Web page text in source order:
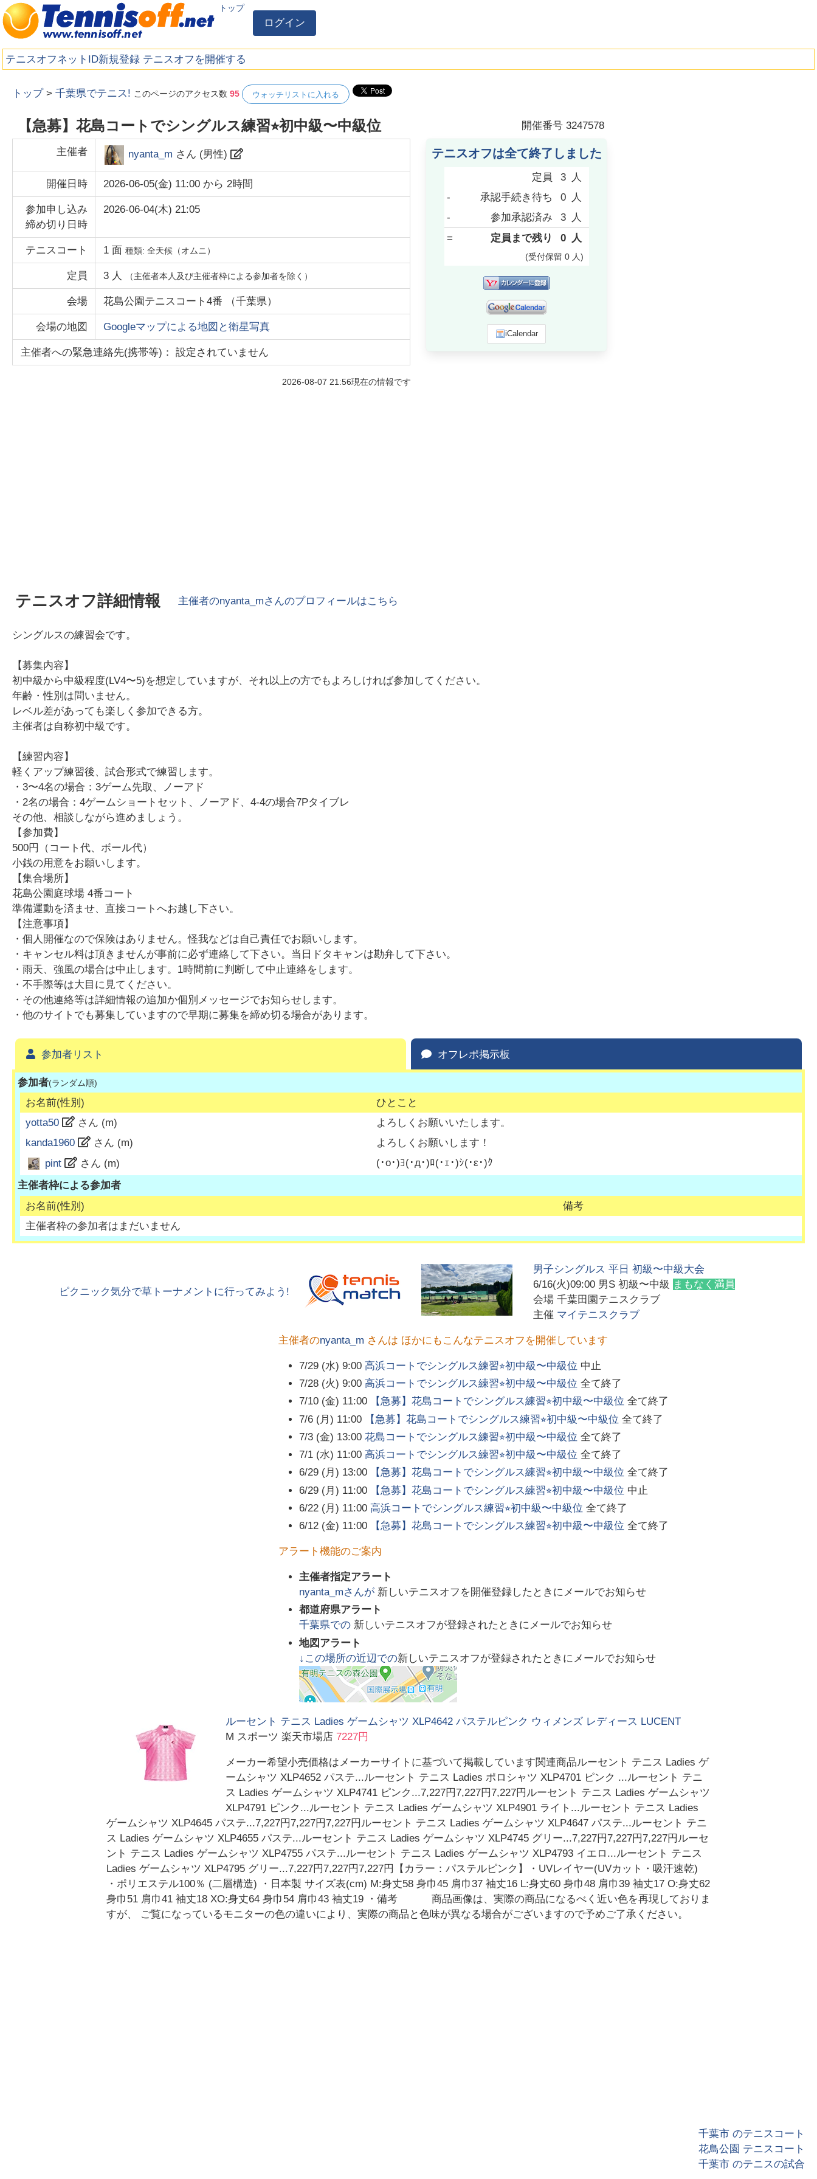
トップ
ログイン
テニスオフネットID新規登録 テニスオフを開催する
トップ >千葉県でテニス! このページのアクセス数95 ウォッチリストに入れる
【急募】花島コートでシングルス練習⭐︎初中級〜中級位 開催番号 3247578
主催者 nyanta_m さん (男性)
開催日時 2026-06-05(金) 11:00 から2時間
参加申し込み
締め切り日時
2026-06-04(木) 21:05
テニスコート 1 面種類:全天候（オムニ）
定員 3 人 （主催者本人及び主催者枠による参加者を除く）
会場 花島公園テニスコート4番 （千葉県）
会場の地図 Googleマップによる地図と衛星写真
主催者への緊急連絡先(携帯等)： 設定されていません
2026-08-07 21:56現在の情報です
テニスオフは全て終了しました
定員 3
人
-
承認手続き待ち 0
人
-
参加承認済み 3
人
=
定員まで残り 0 人
(受付保留0 人)
iCalendar
テニスオフ詳細情報 主催者のnyanta_mさんのプロフィールはこちら
シングルスの練習会です。
【募集内容】
初中級から中級程度(LV4〜5)を想定していますが、それ以上の方でもよろしければ参加してください。
年齢・性別は問いません。
レベル差があっても楽しく参加できる方。
主催者は自称初中級です。
【練習内容】
軽くアップ練習後、試合形式で練習します。
・3〜4名の場合：3ゲーム先取、ノーアド
・2名の場合：4ゲームショートセット、ノーアド、4-4の場合7Pタイブレ
その他、相談しながら進めましょう。
【参加費】
500円（コート代、ボール代）
小銭の用意をお願いします。
【集合場所】
花島公園庭球場 4番コート
準備運動を済ませ、直接コートへお越し下さい。
【注意事項】
・個人開催なので保険はありません。怪我などは自己責任でお願いします。
・キャンセル料は頂きませんが事前に必ず連絡して下さい。当日ドタキャンは勘弁して下さい。
・雨天、強風の場合は中止します。1時間前に判断して中止連絡をします。
・不手際等は大目に見てください。
・その他連絡等は詳細情報の追加か個別メッセージでお知らせします。
・他のサイトでも募集していますので早期に募集を締め切る場合があります。
参加者リスト オフレポ掲示板
参加者(ランダム順)
お名前(性別)
ひとこと
yotta50
さん (m)
よろしくお願いいたします。
kanda1960
さん (m)
よろしくお願いします！
pint
さん (m)
(･o･)ﾖ(･д･)ﾛ(･ｪ･)ｼ(･ε･)ｸ
主催者枠による参加者
お名前(性別)
備考
主催者枠の参加者はまだいません
ピクニック気分で草トーナメントに行ってみよう!
男子シングルス 平日 初級〜中級大会
6/16(火)09:00 男S 初級〜中級 まもなく満員
会場千葉田園テニスクラブ
主催 マイテニスクラブ
主催者のnyanta_m さんは ほかにもこんなテニスオフを開催しています
7/29 (水) 9:00 高浜コートでシングルス練習⭐︎初中級〜中級位 中止
7/28 (火) 9:00 高浜コートでシングルス練習⭐︎初中級〜中級位 全て終了
7/10 (金) 11:00
【急募】花島コートでシングルス練習⭐︎初中級〜中級位 全て終了
7/6 (月) 11:00
【急募】花島コートでシングルス練習⭐︎初中級〜中級位 全て終了
7/3 (金) 13:00 花島コートでシングルス練習⭐︎初中級〜中級位 全て終了
7/1 (水) 11:00 高浜コートでシングルス練習⭐︎初中級〜中級位 全て終了
6/29 (月) 13:00
【急募】花島コートでシングルス練習⭐︎初中級〜中級位 全て終了
6/29 (月) 11:00
【急募】花島コートでシングルス練習⭐︎初中級〜中級位 中止
6/22 (月) 11:00 高浜コートでシングルス練習⭐︎初中級〜中級位 全て終了
6/12 (金) 11:00
【急募】花島コートでシングルス練習⭐︎初中級〜中級位 全て終了
アラート機能のご案内
主催者指定アラート
nyanta_mさんが 新しいテニスオフを開催登録したときにメールでお知らせ
都道府県アラート
千葉県での 新しいテニスオフが登録されたときにメールでお知らせ
地図アラート
↓この場所の近辺での新しいテニスオフが登録されたときにメールでお知らせ
ルーセント テニス Ladies ゲームシャツ XLP4642 パステルピンク ウィメンズ レディース LUCENT
M スポーツ 楽天市場店 7227円
メーカー希望小売価格はメーカーサイトに基づいて掲載しています関連商品ルーセント テニス Ladies ゲ
ームシャツ XLP4652 パステ...ルーセント テニス Ladies ポロシャツ XLP4701 ピンク ...ルーセント テニ
ス Ladies ゲームシャツ XLP4741 ピンク...7,227円7,227円7,227円ルーセント テニス Ladies ゲームシャツ
XLP4791 ピンク...ルーセント テニス Ladies ゲームシャツ XLP4901 ライト...ルーセント テニス Ladies
ゲームシャツ XLP4645 パステ...7,227円7,227円7,227円ルーセント テニス Ladies ゲームシャツ XLP4647 パステ...ルーセント テニ
ス Ladies ゲームシャツ XLP4655 パステ...ルーセント テニス Ladies ゲームシャツ XLP4745 グリー...7,227円7,227円7,227円ルーセ
ント テニス Ladies ゲームシャツ XLP4755 パステ...ルーセント テニス Ladies ゲームシャツ XLP4793 イエロ...ルーセント テニス
Ladies ゲームシャツ XLP4795 グリー...7,227円7,227円7,227円【カラー：パステルピンク】・UVレイヤー(UVカット・吸汗速乾)
・ポリエステル100％ (二層構造) ・日本製 サイズ表(cm) M:身丈58 身巾45 肩巾37 袖丈16 L:身丈60 身巾48 肩巾39 袖丈17 O:身丈62
身巾51 肩巾41 袖丈18 XO:身丈64 身巾54 肩巾43 袖丈19 ・備考 商品画像は、実際の商品になるべく近い色を再現しておりま
すが、 ご覧になっているモニターの色の違いにより、実際の商品と色味が異なる場合がございますので予めご了承ください。
千葉市 のテニスコート
花鳥公園 テニスコート
千葉市 のテニスの試合